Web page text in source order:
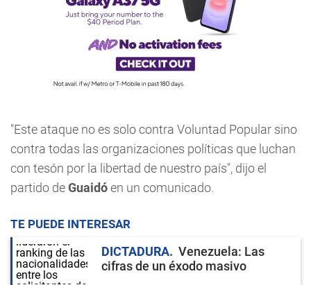
"Este ataque no es solo contra Voluntad Popular sino
contra todas las organizaciones políticas que luchan
con tesón por la libertad de nuestro país", dijo el
partido deGuaidóen un comunicado.
TE PUEDE INTERESAR
DICTADURA
Venezuela: Las
cifras de un éxodo masivo